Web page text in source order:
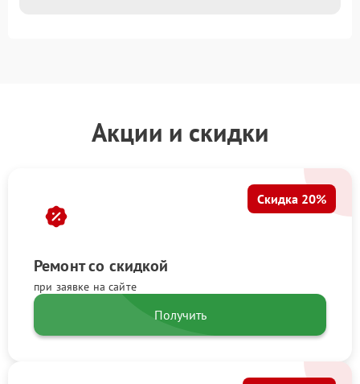
Акции и скидки
Ремонт со скидкой
при заявке на сайте
Скидка 20%
Получить